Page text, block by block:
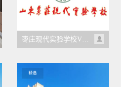
枣庄现代实验学校VR全景
精选